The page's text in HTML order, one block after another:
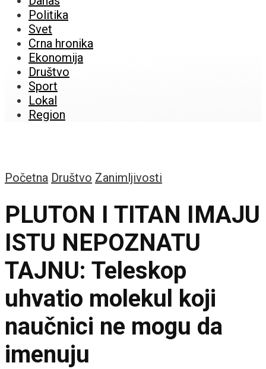
Politika
Svet
Crna hronika
Ekonomija
Društvo
Sport
Lokal
Region
Početna Društvo Zanimljivosti
PLUTON I TITAN IMAJU
ISTU NEPOZNATU
TAJNU: Teleskop
uhvatio molekul koji
naučnici ne mogu da
imenuju